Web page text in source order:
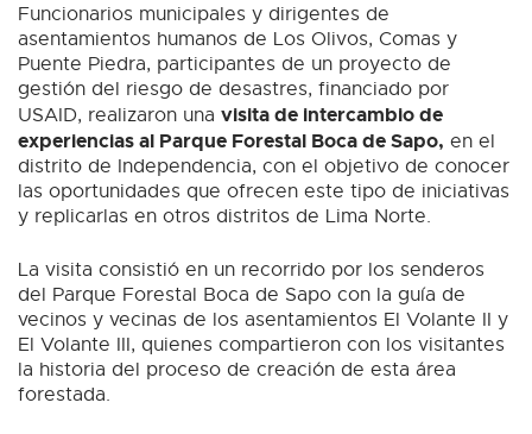
Funcionarios municipales y dirigentes de
asentamientos humanos de Los Olivos, Comas y
Puente Piedra, participantes de un proyecto de
gestión del riesgo de desastres, financiado por
USAID, realizaron una visita de intercambio de
experiencias al Parque Forestal Boca de Sapo, en el
distrito de Independencia, con el objetivo de conocer
las oportunidades que ofrecen este tipo de iniciativas
y replicarlas en otros distritos de Lima Norte.
La visita consistió en un recorrido por los senderos
del Parque Forestal Boca de Sapo con la guía de
vecinos y vecinas de los asentamientos El Volante II y
El Volante III, quienes compartieron con los visitantes
la historia del proceso de creación de esta área
forestada.